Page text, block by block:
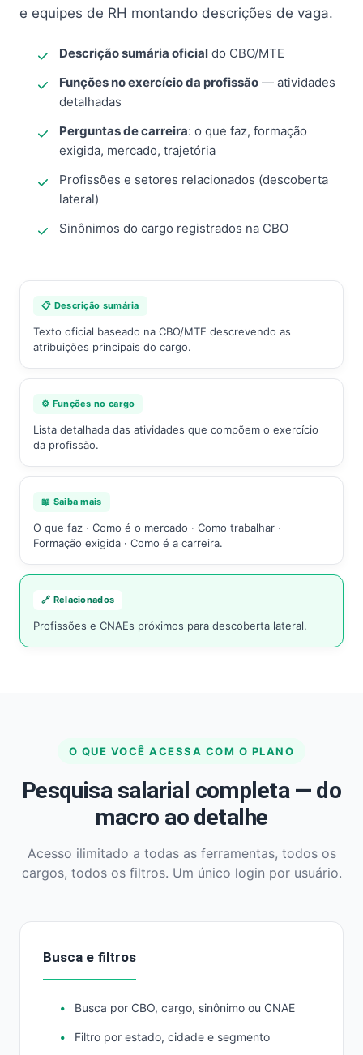
e equipes de RH montando descrições de vaga.
Descrição sumária oficial do CBO/MTE
Funções no exercício da profissão — atividades
detalhadas
Perguntas de carreira: o que faz, formação
exigida, mercado, trajetória
Profissões e setores relacionados (descoberta
lateral)
Sinônimos do cargo registrados na CBO
📋 Descrição sumária
Texto oficial baseado na CBO/MTE descrevendo as
atribuições principais do cargo.
⚙️ Funções no cargo
Lista detalhada das atividades que compõem o exercício
da profissão.
📖 Saiba mais
O que faz · Como é o mercado · Como trabalhar ·
Formação exigida · Como é a carreira.
🔗 Relacionados
Profissões e CNAEs próximos para descoberta lateral.
O QUE VOCÊ ACESSA COM O PLANO
Pesquisa salarial completa — do
macro ao detalhe
Acesso ilimitado a todas as ferramentas, todos os
cargos, todos os filtros. Um único login por usuário.
Busca e filtros
Busca por CBO, cargo, sinônimo ou CNAE
Filtro por estado, cidade e segmento